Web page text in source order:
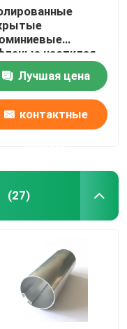
настилая
листы
панелями
1mm 3mm 5mm
3004 3005
Лучшая цена
контактные
(27)